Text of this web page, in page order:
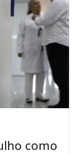
como